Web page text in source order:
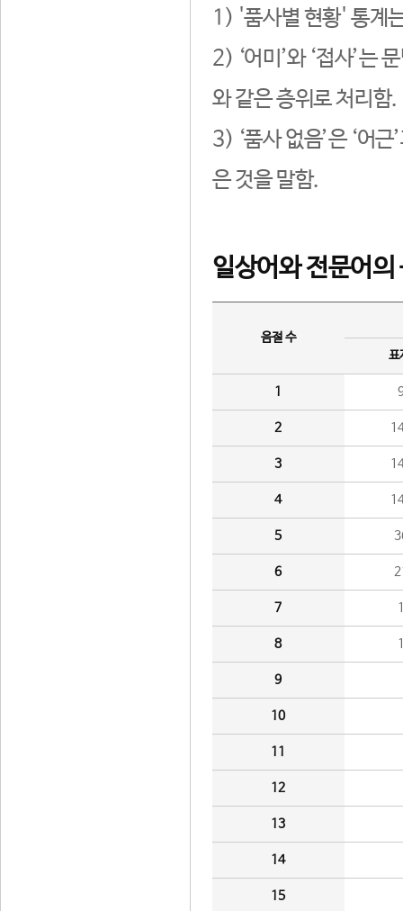
1) '품사별 현황' 통계
2) ‘어미’와 ‘접사’는
와 같은 층위로 처리함.
3) ‘품사 없음’은 ‘어
은 것을 말함.
일상어와 전문어의
음절 수
표
1
2
3
4
5
6
7
8
9
10
11
12
13
14
15